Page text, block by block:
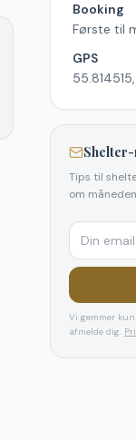
Booking
Første til
GPS
Tips til
om
Vi gemmer
afmelde dig.